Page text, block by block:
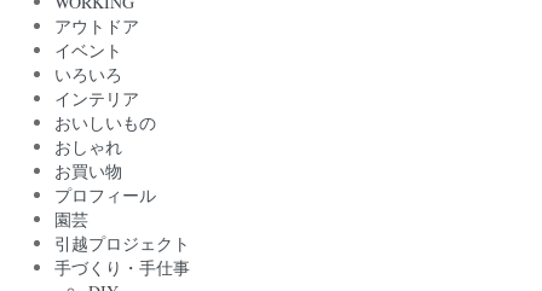
アウトドア
イベント
いろいろ
インテリア
おいしいもの
おしゃれ
お買い物
プロフィール
園芸
引越プロジェクト
手づくり・手仕事